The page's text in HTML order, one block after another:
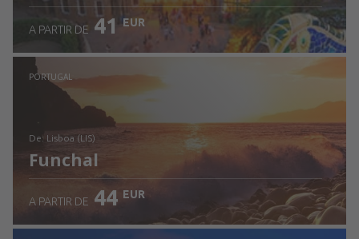
Ver detalhes
A PARTIR DE 41 EUR
PORTUGAL
de: Lisboa (LIS)
Funchal
A PARTIR DE 44 EUR